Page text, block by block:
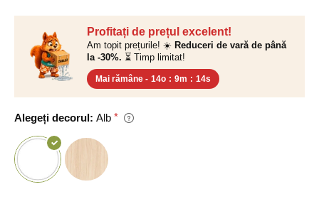
Profitați de prețul excelent!
Am topit prețurile! ☀️ Reduceri de vară de până
la -30%. ⏳ Timp limitat!
Mai rămâne - 14o : 9m : 13s
Alegeți decorul: Alb